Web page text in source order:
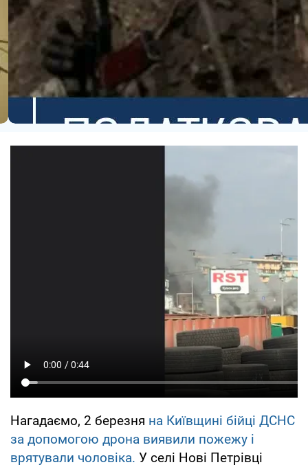
Нагадаємо, 2 березня на Київщині бійці ДСНС
за допомогою дрона виявили пожежу і
врятували чоловіка. У селі Нові Петрівці